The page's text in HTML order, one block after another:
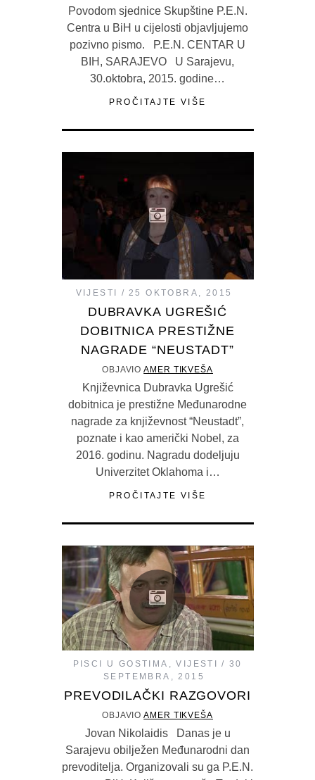
Povodom sjednice Skupštine P.E.N.
Centra u BiH u cijelosti objavljujemo
pozivno pismo. P.E.N. CENTAR U
BIH, SARAJEVO U Sarajevu,
30.oktobra, 2015. godine…
PROČITAJTE VIŠE
VIJESTI 25 OKTOBRA, 2015
DUBRAVKA UGREŠIĆ
DOBITNICA PRESTIŽNE
NAGRADE “NEUSTADT”
OBJAVIOAMER TIKVEŠA
Književnica Dubravka Ugrešić
dobitnica je prestižne Međunarodne
nagrade za književnost “Neustadt”,
poznate i kao američki Nobel, za
2016. godinu. Nagradu dodeljuju
Univerzitet Oklahoma i…
PROČITAJTE VIŠE
PISCI U GOSTIMA ,VIJESTI
30
SEPTEMBRA, 2015
PREVODILAČKI RAZGOVORI
OBJAVIOAMER TIKVEŠA
Jovan Nikolaidis Danas je u
Sarajevu obilježen Međunarodni dan
prevoditelja. Organizovali su ga P.E.N.